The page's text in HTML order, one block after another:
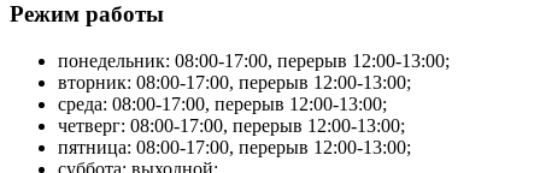
Режим работы
понедельник: 08:00-17:00, перерыв 12:00-13:00;
вторник: 08:00-17:00, перерыв 12:00-13:00;
среда: 08:00-17:00, перерыв 12:00-13:00;
четверг: 08:00-17:00, перерыв 12:00-13:00;
пятница: 08:00-17:00, перерыв 12:00-13:00;
суббота: выходной;